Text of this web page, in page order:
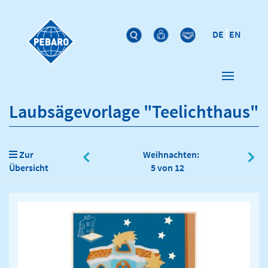
DE EN
Laubsägevorlage "Teelichthaus"
Zur
Übersicht
Weihnachten:
5 von 12